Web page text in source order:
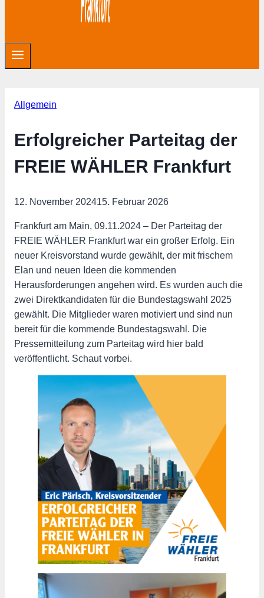
Allgemein
Erfolgreicher Parteitag der
FREIE WÄHLER Frankfurt
12. November 202415. Februar 2026
Frankfurt am Main, 09.11.2024 – Der Parteitag der
FREIE WÄHLER Frankfurt war ein großer Erfolg. Ein
neuer Kreisvorstand wurde gewählt, der mit frischem
Elan und neuen Ideen die kommenden
Herausforderungen angehen wird. Es wurden auch die
zwei Direktkandidaten für die Bundestagswahl 2025
gewählt. Die Mitglieder waren motiviert und sind nun
bereit für die kommende Bundestagswahl. Die
Pressemitteilung zum Parteitag wird hier bald
veröffentlicht. Schaut vorbei.